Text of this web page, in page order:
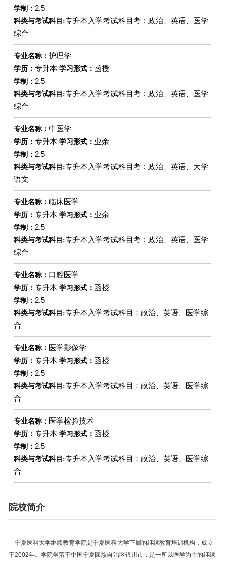
学制： 2.5
科类与考试科目:专升本入学考试科目考：政治、英语、医学
综合
专业名称： 护理学
学历： 专升本 学习形式： 函授
学制： 2.5
科类与考试科目:专升本入学考试科目考：政治、英语、医学
综合
专业名称： 中医学
学历： 专升本 学习形式： 业余
学制： 2.5
科类与考试科目:专升本入学考试科目考：政治、英语、大学
语文
专业名称： 临床医学
学历： 专升本 学习形式： 业余
学制： 2.5
科类与考试科目:专升本入学考试科目考：政治、英语、医学
综合
专业名称： 口腔医学
学历： 专升本 学习形式： 函授
学制： 2.5
科类与考试科目:专升本入学考试科目：政治、英语、医学综
合
专业名称： 医学影像学
学历： 专升本 学习形式： 函授
学制： 2.5
科类与考试科目:专升本入学考试科目：政治、英语、医学综
合
专业名称： 医学检验技术
学历： 专升本 学习形式： 函授
学制： 2.5
科类与考试科目:专升本入学考试科目：政治、英语、医学综
合
院校简介
宁夏医科大学继续教育学院是宁夏医科大学下属的继续教育培训机构，成立
于2002年。学院坐落于中国宁夏回族自治区银川市，是一所以医学为主的继续